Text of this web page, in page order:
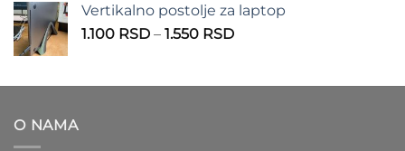
935 RSD
do
Vertikalno postolje za laptop
1.100 RSD – 1.550 RSDRaspon
1.100 RSD
O NAMA